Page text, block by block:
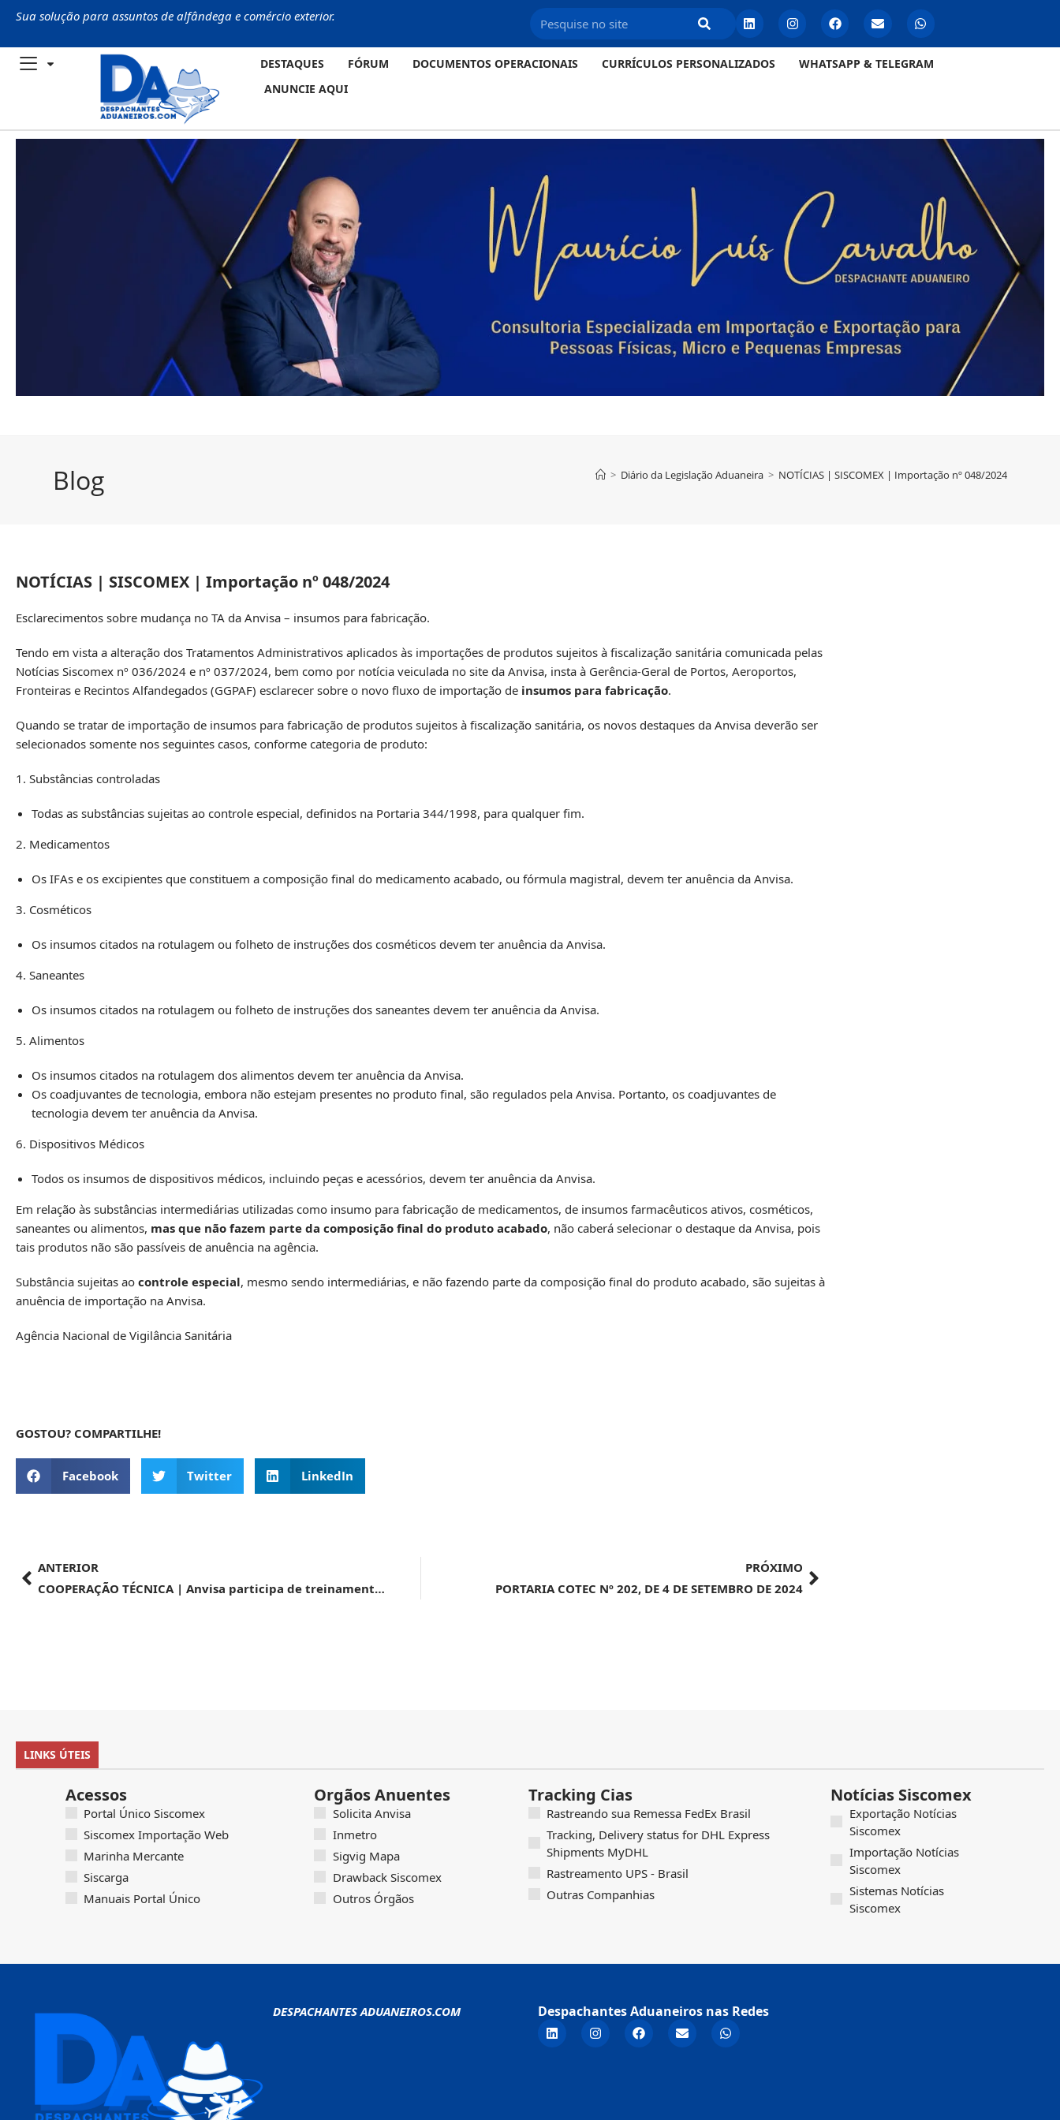
Sua solução para assuntos de alfândega e comércio exterior.
DESTAQUES FÓRUM DOCUMENTOS OPERACIONAIS CURRÍCULOS PERSONALIZADOS
WHATSAPP & TELEGRAM
ANUNCIE AQUI
Blog > Diário da Legislação Aduaneira > NOTÍCIAS | SISCOMEX | Importação nº 048/2024
NOTÍCIAS | SISCOMEX | Importação nº 048/2024
Esclarecimentos sobre mudança no TA da Anvisa – insumos para fabricação.
Tendo em vista a alteração dos Tratamentos Administrativos aplicados às importações de produtos sujeitos à fiscalização sanitária comunicada pelas
Notícias Siscomex nº 036/2024 e nº 037/2024, bem como por notícia veiculada no site da Anvisa, insta à Gerência-Geral de Portos, Aeroportos,
Fronteiras e Recintos Alfandegados (GGPAF) esclarecer sobre o novo fluxo de importação de insumos para fabricação.
Quando se tratar de importação de insumos para fabricação de produtos sujeitos à fiscalização sanitária, os novos destaques da Anvisa deverão ser
selecionados somente nos seguintes casos, conforme categoria de produto:
1. Substâncias controladas
Todas as substâncias sujeitas ao controle especial, definidos na Portaria 344/1998, para qualquer fim.
2. Medicamentos
Os IFAs e os excipientes que constituem a composição final do medicamento acabado, ou fórmula magistral, devem ter anuência da Anvisa.
3. Cosméticos
Os insumos citados na rotulagem ou folheto de instruções dos cosméticos devem ter anuência da Anvisa.
4. Saneantes
Os insumos citados na rotulagem ou folheto de instruções dos saneantes devem ter anuência da Anvisa.
5. Alimentos
Os insumos citados na rotulagem dos alimentos devem ter anuência da Anvisa.
Os coadjuvantes de tecnologia, embora não estejam presentes no produto final, são regulados pela Anvisa. Portanto, os coadjuvantes de
tecnologia devem ter anuência da Anvisa.
6. Dispositivos Médicos
Todos os insumos de dispositivos médicos, incluindo peças e acessórios, devem ter anuência da Anvisa.
Em relação às substâncias intermediárias utilizadas como insumo para fabricação de medicamentos, de insumos farmacêuticos ativos, cosméticos,
saneantes ou alimentos, mas que não fazem parte da composição final do produto acabado, não caberá selecionar o destaque da Anvisa, pois
tais produtos não são passíveis de anuência na agência.
Substância sujeitas ao controle especial, mesmo sendo intermediárias, e não fazendo parte da composição final do produto acabado, são sujeitas à
anuência de importação na Anvisa.
Agência Nacional de Vigilância Sanitária
GOSTOU? COMPARTILHE!
Facebook Twitter LinkedIn
ANTERIOR
COOPERAÇÃO TÉCNICA | Anvisa participa de treinamento para autoridades internacionais de segurança de alimentos
PRÓXIMO
PORTARIA COTEC Nº 202, DE 4 DE SETEMBRO DE 2024
LINKS ÚTEIS
Acessos
Portal Único Siscomex
Siscomex Importação Web
Marinha Mercante
Siscarga
Manuais Portal Único
Orgãos Anuentes
Solicita Anvisa
Inmetro
Sigvig Mapa
Drawback Siscomex
Outros Órgãos
Tracking Cias
Rastreando sua Remessa FedEx Brasil
Tracking, Delivery status for DHL Express
Shipments MyDHL
Rastreamento UPS - Brasil
Outras Companhias
Notícias Siscomex
Exportação Notícias
Siscomex
Importação Notícias
Siscomex
Sistemas Notícias
Siscomex
DESPACHANTES ADUANEIROS.COM Despachantes Aduaneiros nas Redes